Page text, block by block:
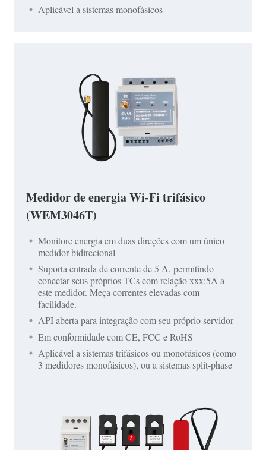
Aplicável a sistemas monofásicos
Medidor de energia Wi-Fi trifásico
(WEM3046T)
Monitore energia em duas direções com um único
medidor bidirecional
Suporta entrada de corrente de 5 A, permitindo
conectar seus próprios TCs com relação xxx:5A a
este medidor. Meça correntes elevadas com
facilidade.
API aberta para integração com seu próprio servidor
Em conformidade com CE, FCC e RoHS
Aplicável a sistemas trifásicos ou monofásicos (como
3 medidores monofásicos), ou a sistemas split-phase